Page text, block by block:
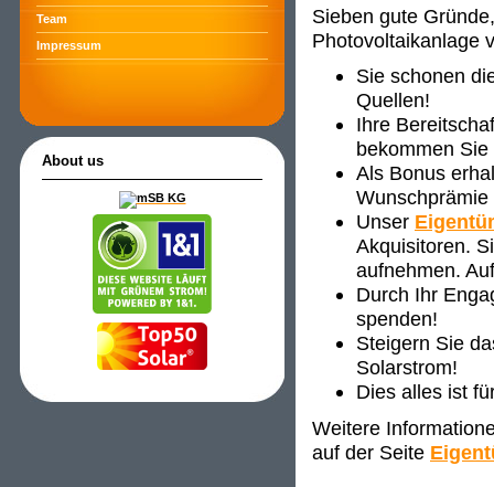
Team
Impressum
About us
Sieben gute
Photovoltaikanlage
Sie schonen
Quellen!
Ihre
bekommen
Als Bonus
Unser
Akquisitoren.
aufnehmen.
Durch Ihr
spenden!
Steigern Sie
Solarstrom!
Dies alles ist
Weitere
auf der Seite